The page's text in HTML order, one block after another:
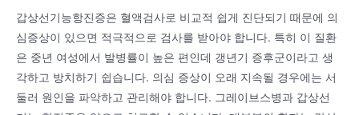
갑상선기능항진증은 혈액검사로 비교적 쉽게 진단되기 때문에 의
심증상이 있으면 적극적으로 검사를 받아야 합니다. 특히 이 질환
은 중년 여성에서 발병률이 높은 편인데 갱년기 증후군이라고 생
각하고 방치하기 쉽습니다. 의심 증상이 오래 지속될 경우에는 서
둘러 원인을 파악하고 관리해야 합니다. 그레이브스병과 갑상선